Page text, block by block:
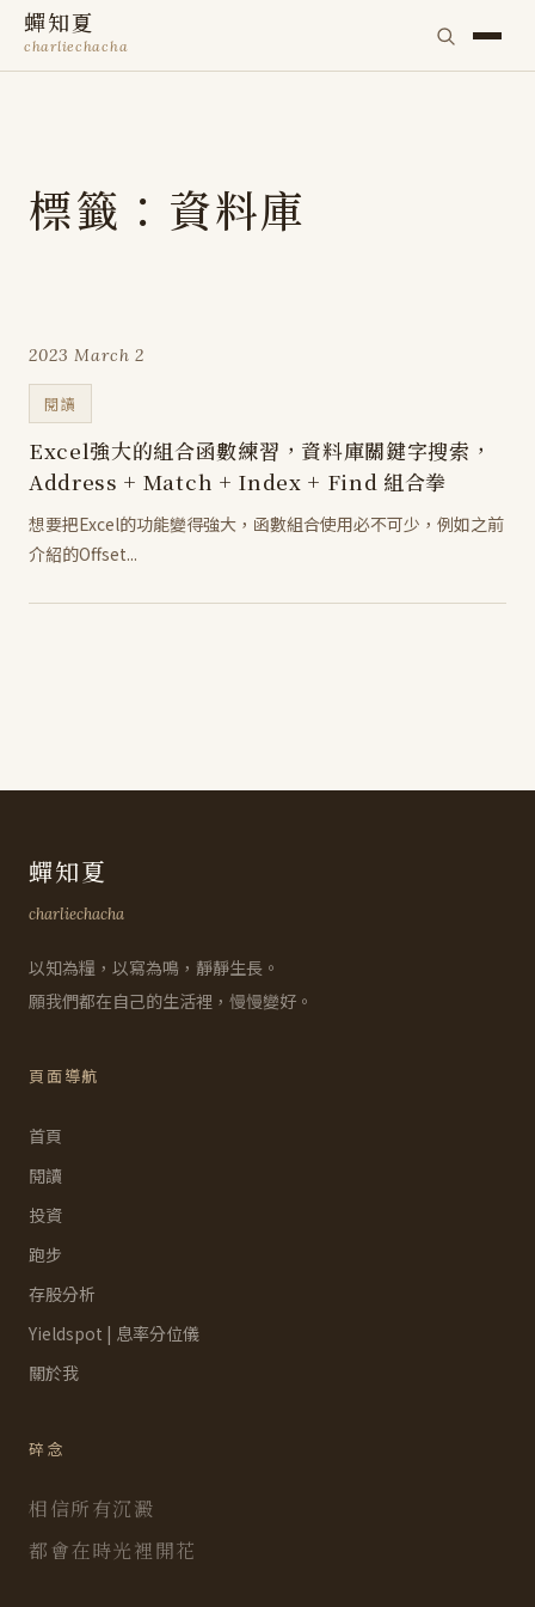
蟬知夏
charliechacha
標籤：資料庫
2023 March 2
閱讀
Excel強大的組合函數練習，資料庫關鍵字搜索，
Address + Match + Index + Find 組合拳
想要把Excel的功能變得強大，函數組合使用必不可少，例如之前
介紹的Offset...
蟬知夏
charliechacha
以知為糧，以寫為鳴，靜靜生長。
願我們都在自己的生活裡，慢慢變好。
頁面導航
首頁
閱讀
投資
跑步
存股分析
Yieldspot | 息率分位儀
關於我
碎念
相信所有沉澱
都會在時光裡開花